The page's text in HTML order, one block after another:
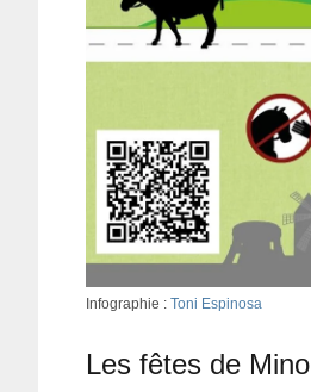
Infographie : Toni Espinosa
Les fêtes de